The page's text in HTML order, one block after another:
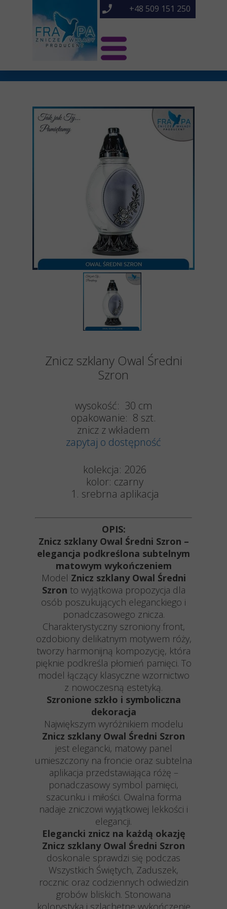
+48 509 151 250
Znicze NOWOŚCI
Znicze
Kontakt
Znicz szklany Owal Średni
Szron
wysokość: 30 cm
opakowanie: 8 szt.
znicz z wkładem
zapytaj o dostępność
kolekcja: 2026
kolor: czarny
1. srebrna aplikacja
OPIS:
Znicz szklany Owal Średni Szron –
elegancja podkreślona subtelnym
matowym wykończeniem
Model Znicz szklany Owal Średni
Szron to wyjątkowa propozycja dla
osób poszukujących eleganckiego i
ponadczasowego znicza.
Charakterystyczny szroniony front,
ozdobiony delikatnym motywem róży,
tworzy harmonijną kompozycję, która
pięknie podkreśla płomień pamięci. To
model łączący klasyczne wzornictwo
z nowoczesną estetyką.
Szronione szkło i symboliczna
dekoracja
Największym wyróżnikiem modelu
Znicz szklany Owal Średni Szron
jest elegancki, matowy panel
umieszczony na froncie oraz subtelna
aplikacja przedstawiająca różę –
ponadczasowy symbol pamięci,
szacunku i miłości. Owalna forma
nadaje zniczowi wyjątkowej lekkości i
elegancji.
Elegancki znicz na każdą okazję
Znicz szklany Owal Średni Szron
doskonale sprawdzi się podczas
Wszystkich Świętych, Zaduszek,
rocznic oraz codziennych odwiedzin
grobów bliskich. Stonowana
kolorystyka i szlachetne wykończenie